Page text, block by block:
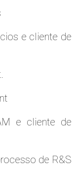
e cliente de
e cliente de
de R&S